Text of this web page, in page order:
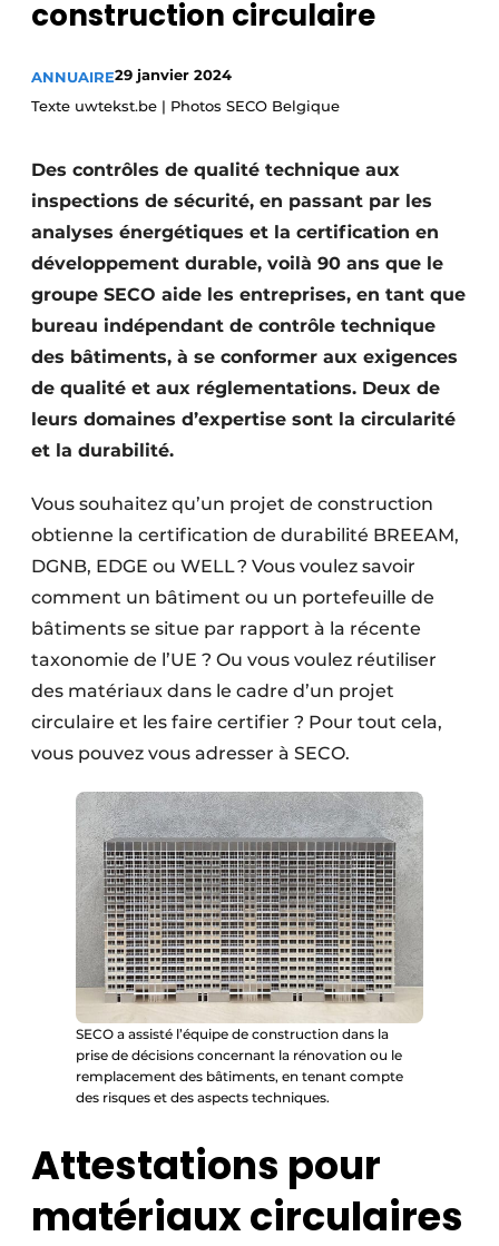
Termes et conditions
Construction bois
Contrôle d’accès
Éclairage
Fondations
Façades
Géotextiles
Protection solaire
Rénovation
Sécurité incendie
Software
Techniques ferroviaires
Travaux ferroviaires
construction circulaire
ANNUAIRE29 janvier 2024
Texte uwtekst.be | Photos SECO Belgique
Des contrôles de qualité technique aux
inspections de sécurité, en passant par les
analyses énergétiques et la certification en
développement durable, voilà 90 ans que le
groupe SECO aide les entreprises, en tant que
bureau indépendant de contrôle technique
des bâtiments, à se conformer aux exigences
de qualité et aux réglementations. Deux de
leurs domaines d’expertise sont la circularité
et la durabilité.
Vous souhaitez qu’un projet de construction
obtienne la certification de durabilité BREEAM,
DGNB, EDGE ou WELL ? Vous voulez savoir
comment un bâtiment ou un portefeuille de
bâtiments se situe par rapport à la récente
taxonomie de l’UE ? Ou vous voulez réutiliser
des matériaux dans le cadre d’un projet
circulaire et les faire certifier ? Pour tout cela,
vous pouvez vous adresser à SECO.
SECO a assisté l’équipe de construction dans la
prise de décisions concernant la rénovation ou le
remplacement des bâtiments, en tenant compte
des risques et des aspects techniques.
Attestations pour
matériaux circulaires